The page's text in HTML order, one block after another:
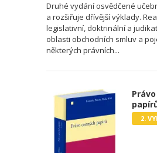
Druhé vydání osvědčené
a rozšiřuje dřívější výklady.
legislativní, doktrinální a
oblasti obchodních smluv a
některých právních...
2.